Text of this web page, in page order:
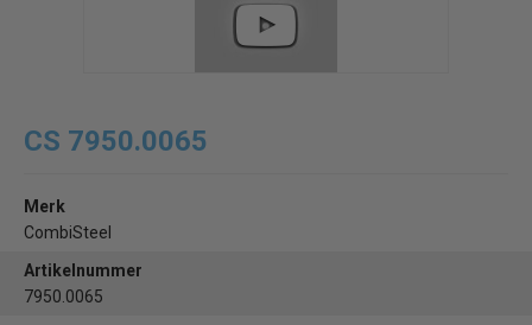
CS 7950.0065
Merk
CombiSteel
Artikelnummer
7950.0065